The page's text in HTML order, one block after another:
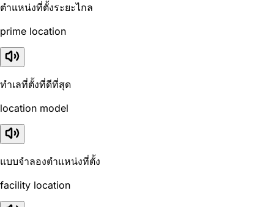
ตำแหน่งที่ตั้งระยะไกล
prime location
ทำเลที่ตั้งที่ดีที่สุด
location model
แบบจำลองตำแหน่งที่ตั้ง
facility location